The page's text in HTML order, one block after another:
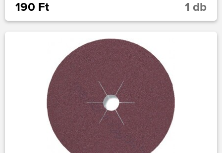
190 Ft 1 db